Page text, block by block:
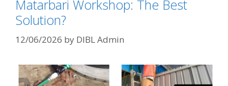
Matarbari Workshop: The Best
Solution?
12/06/2026 by DIBL Admin